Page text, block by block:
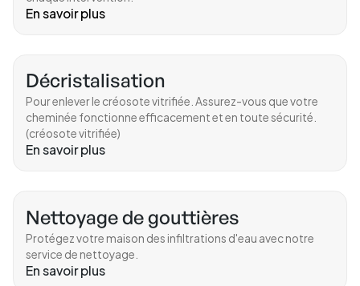
En savoir plus
Décristalisation
Pour enlever le créosote vitrifiée. Assurez-vous que votre
cheminée fonctionne efficacement et en toute sécurité.
(créosote vitrifiée)
En savoir plus
Nettoyage de gouttières
Protégez votre maison des infiltrations d'eau avec notre
service de nettoyage.
En savoir plus